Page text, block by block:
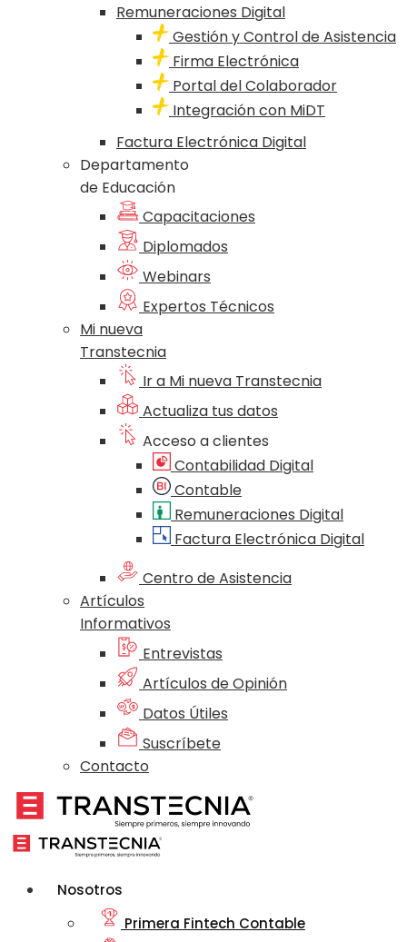
Remuneraciones Digital
Gestión y Control de Asistencia
Firma Electrónica
Portal del Colaborador
Integración con MiDT
Factura Electrónica Digital
Departamento
de Educación
Capacitaciones
Diplomados
Webinars
Expertos Técnicos
Mi nueva
Transtecnia
Ir a Mi nueva Transtecnia
Actualiza tus datos
Acceso a clientes
Contabilidad Digital
Contable
Remuneraciones Digital
Factura Electrónica Digital
Centro de Asistencia
Artículos
Informativos
Entrevistas
Artículos de Opinión
Datos Útiles
Suscríbete
Contacto
Nosotros
Primera Fintech Contable